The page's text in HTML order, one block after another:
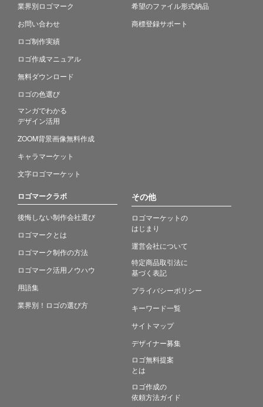
業界別ロゴマーク
お問い合わせ
ロゴ制作実績
ロゴ作成マニュアル
無料ダウンロード
ロゴの色選び
マンガでわかる
デザイン活用
ZOOM背景画像無料作成
キャラマーケット
文字ロゴマーケット
希望のファイル形式納品
商標登録サポート
ロゴマークラボ
後悔しない制作会社選び
ロゴマークとは
ロゴマーク制作の方法
ロゴマーク活用ノウハウ
用語集
業界別！ロゴの選び方
その他
ロゴマーケットの
はじまり
運営会社について
特定商品取引法に
基づく表記
プライバシーポリシー
キーワード一覧
サイトマップ
デザイナー募集
ロゴ無料提案
とは
ロゴ作成の
依頼方法ガイド